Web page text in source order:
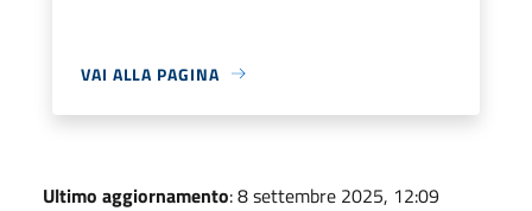
VAI ALLA PAGINA
Ultimo aggiornamento: 8 settembre 2025, 12:09